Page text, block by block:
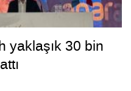
yaklaşık 30 bin